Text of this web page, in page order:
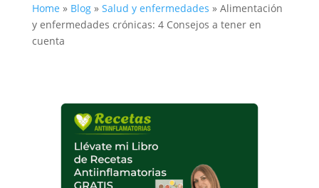
Home » Blog» Salud y enfermedades » Alimentación
y enfermedades crónicas: 4 Consejos a tener en
cuenta